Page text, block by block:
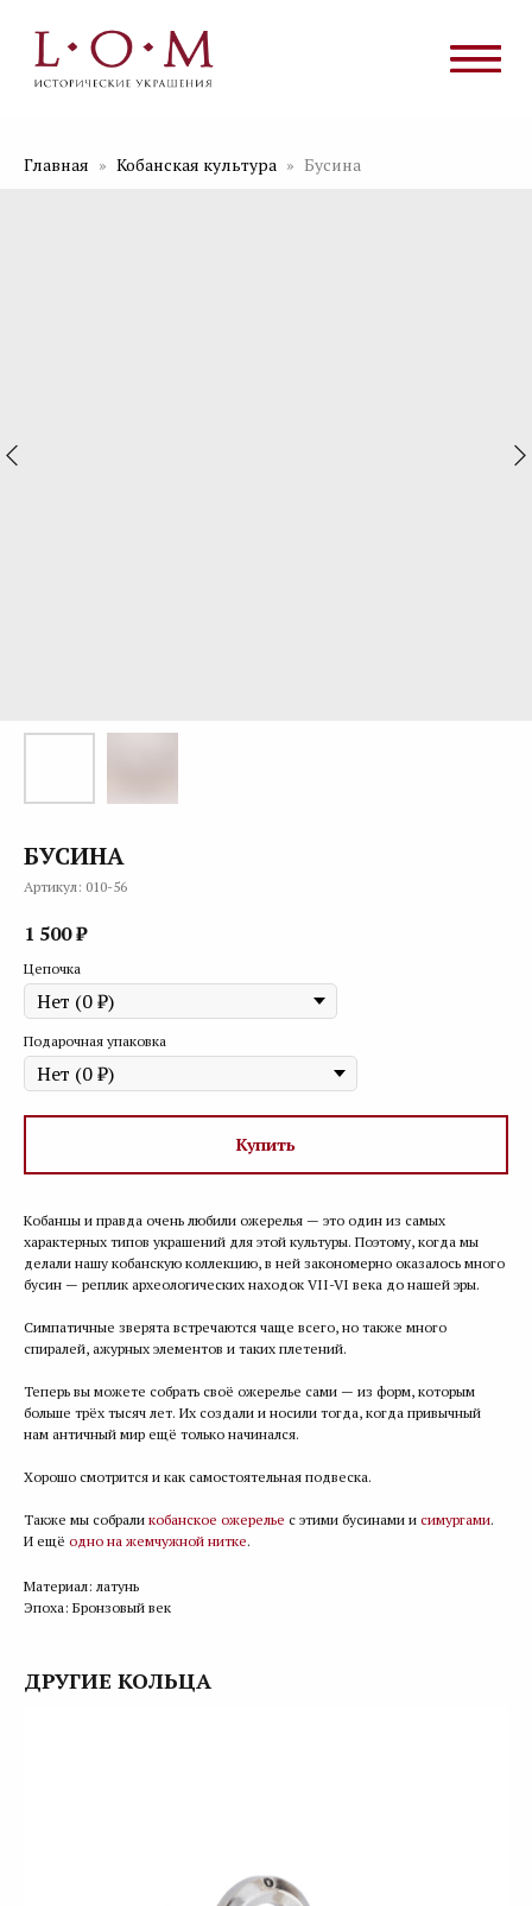
Главная Кобанская культура Бусина
БУСИНА
Артикул: 010-56
1 500₽
Цепочка
Подарочная упаковка
Купить
Кобанцы и правда очень любили ожерелья — это один из самых
характерных типов украшений для этой культуры. Поэтому, когда мы
делали нашу кобанскую коллекцию, в ней закономерно оказалось много
бусин — реплик археологических находок VII-VI века до нашей эры.
Симпатичные зверята встречаются чаще всего, но также много
спиралей, ажурных элементов и таких плетений.
Теперь вы можете собрать своё ожерелье сами — из форм, которым
больше трёх тысяч лет. Их создали и носили тогда, когда привычный
нам античный мир ещё только начинался.
Хорошо смотрится и как самостоятельная подвеска.
Также мы собрали кобанское ожерелье с этими бусинами и симургами.
И ещё одно на жемчужной нитке.
Материал: латунь
Эпоха: Бронзовый век
ДРУГИЕ КОЛЬЦА